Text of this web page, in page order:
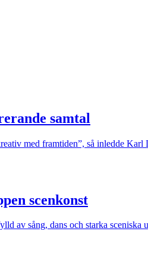
samtal
med framtiden”, så inledde
scenkonst
av sång, dans och starka sceniska